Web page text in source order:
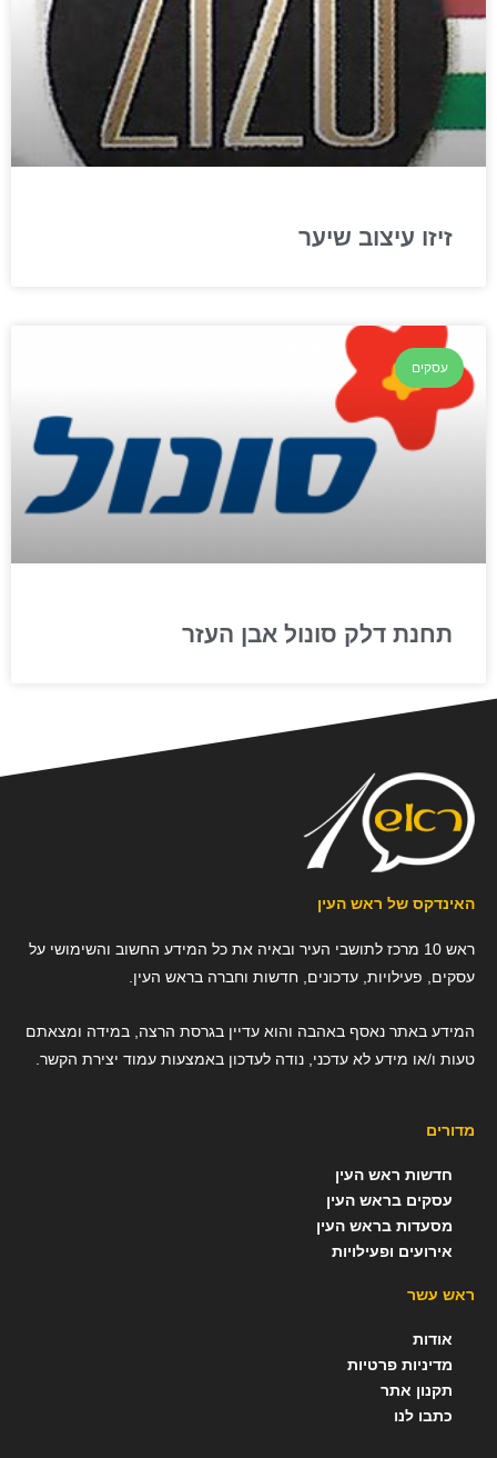
זיזו עיצוב שיער
עסקים
תחנת דלק סונול אבן העזר
האינדקס של ראש העין
ראש 10 מרכז לתושבי העיר ובאיה את כל המידע החשוב והשימושי על
עסקים, פעילויות, עדכונים, חדשות וחברה בראש העין.
המידע באתר נאסף באהבה והוא עדיין בגרסת הרצה, במידה ומצאתם
טעות ו/או מידע לא עדכני, נודה לעדכון באמצעות עמוד יצירת הקשר.
מדורים
חדשות ראש העין
עסקים בראש העין
מסעדות בראש העין
אירועים ופעילויות
ראש עשר
אודות
מדיניות פרטיות
תקנון אתר
כתבו לנו